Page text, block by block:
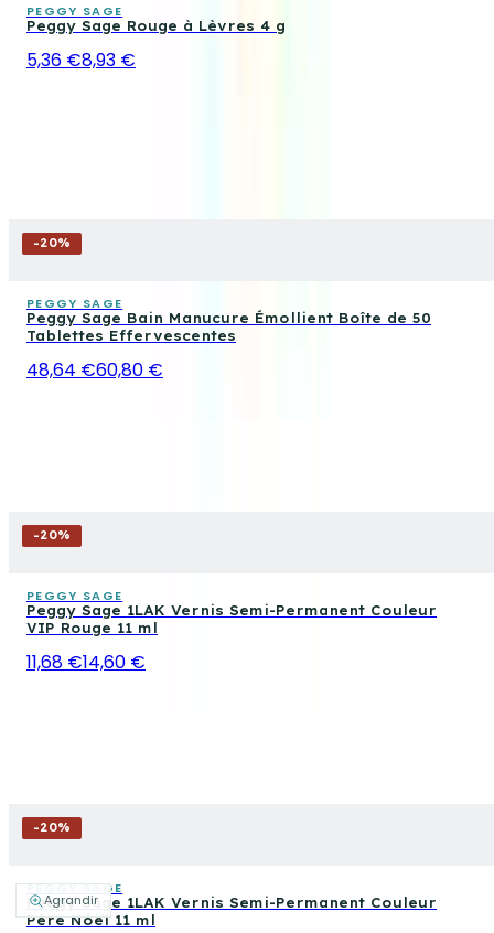
Agrandir
PEGGY SAGE
Peggy Sage Rouge à Lèvres 4 g
5,36 €8,93 €
-20%
PEGGY SAGE
Peggy Sage Bain Manucure Émollient Boîte de 50
Tablettes Effervescentes
48,64 €60,80 €
-20%
PEGGY SAGE
Peggy Sage 1LAK Vernis Semi-Permanent Couleur
VIP Rouge 11 ml
11,68 €14,60 €
-20%
PEGGY SAGE
Peggy Sage 1LAK Vernis Semi-Permanent Couleur
Père Noël 11 ml